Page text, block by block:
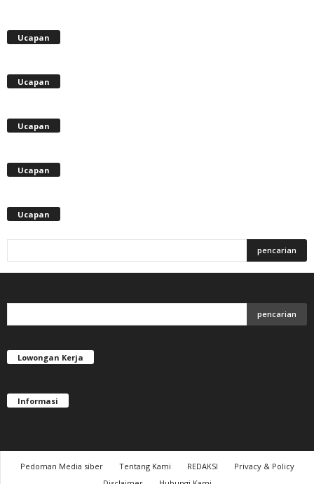
Ucapan
Ucapan
Ucapan
Ucapan
Ucapan
Lowongan Kerja
Informasi
Pedoman Media siber Tentang Kami REDAKSI
Privacy & Policy